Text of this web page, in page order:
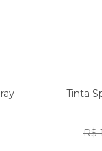
Tinta
R$